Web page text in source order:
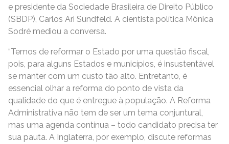
e presidente da Sociedade Brasileira de Direito Público
(SBDP), Carlos Ari Sundfeld. A cientista política Mônica
Sodré mediou a conversa.
“Temos de reformar o Estado por uma questão fiscal,
pois, para alguns Estados e municípios, é insustentável
se manter com um custo tão alto. Entretanto, é
essencial olhar a reforma do ponto de vista da
qualidade do que é entregue à população. A Reforma
Administrativa não tem de ser um tema conjuntural,
mas uma agenda contínua – todo candidato precisa ter
sua pauta. A Inglaterra, por exemplo, discute reformas